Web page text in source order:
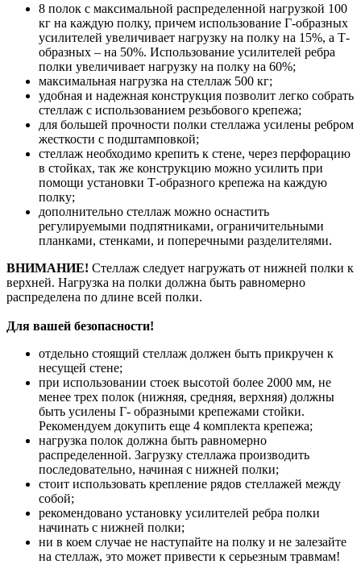
8 полок с максимальной распределенной нагрузкой 100
кг на каждую полку, причем использование Г-образных
усилителей увеличивает нагрузку на полку на 15%, а Т-
образных – на 50%. Использование усилителей ребра
полки увеличивает нагрузку на полку на 60%;
максимальная нагрузка на стеллаж 500 кг;
удобная и надежная конструкция позволит легко собрать
стеллаж с использованием резьбового крепежа;
для большей прочности полки стеллажа усилены ребром
жесткости с подштамповкой;
стеллаж необходимо крепить к стене, через перфорацию
в стойках, так же конструкцию можно усилить при
помощи установки Т-образного крепежа на каждую
полку;
дополнительно стеллаж можно оснастить
регулируемыми подпятниками, ограничительными
планками, стенками, и поперечными разделителями.
ВНИМАНИЕ! Стеллаж следует нагружать от нижней полки к
верхней. Нагрузка на полки должна быть равномерно
распределена по длине всей полки.
Для вашей безопасности!
отдельно стоящий стеллаж должен быть прикручен к
несущей стене;
при использовании стоек высотой более 2000 мм, не
менее трех полок (нижняя, средняя, верхняя) должны
быть усилены Г- образными крепежами стойки.
Рекомендуем докупить еще 4 комплекта крепежа;
нагрузка полок должна быть равномерно
распределенной. Загрузку стеллажа производить
последовательно, начиная с нижней полки;
стоит использовать крепление рядов стеллажей между
собой;
рекомендовано установку усилителей ребра полки
начинать с нижней полки;
ни в коем случае не наступайте на полку и не залезайте
на стеллаж, это может привести к серьезным травмам!